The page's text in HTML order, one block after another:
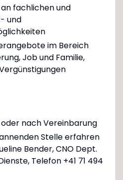
fachlichen und
und
im Bereich
Job und Familie,
nach Vereinbarung
Stelle erfahren
Bender, CNO Dept.
Telefon +41 71 494